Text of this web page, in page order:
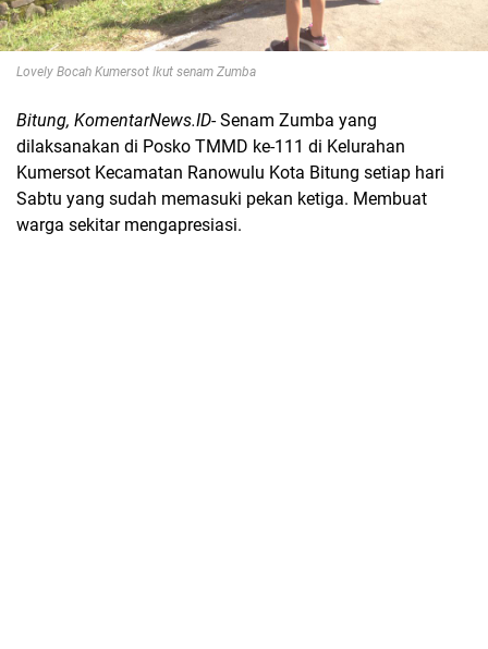
Lovely Bocah Kumersot Ikut senam Zumba
Bitung, KomentarNews.ID- Senam Zumba yang
dilaksanakan di Posko TMMD ke-111 di Kelurahan
Kumersot Kecamatan Ranowulu Kota Bitung setiap hari
Sabtu yang sudah memasuki pekan ketiga. Membuat
warga sekitar mengapresiasi.